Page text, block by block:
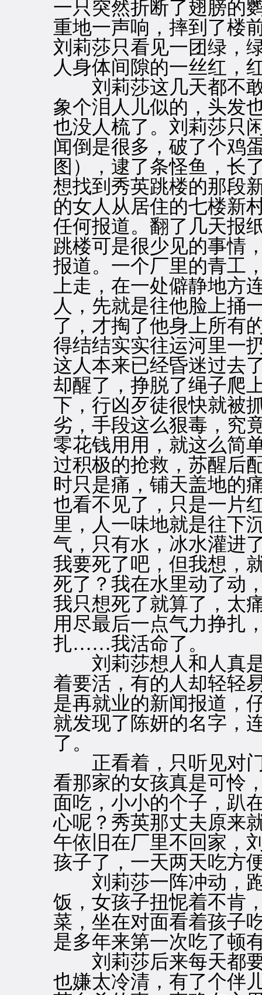
一只突然折断了翅膀的
重地一声响，摔到了楼
刘莉莎只看见一团绿，
人身体间隙的一丝红，
刘莉莎这几天都不敢
象个泪人儿似的，头发
也没人梳了。刘莉莎只
闻倒是很多，破了个鸡
图），逮了条怪鱼，
想找到秀英跳楼的那段
的女人从居住的七楼新
任何报道。翻了几天报
跳楼可是很少见的事情
报道。一个厂里的青工
上走，在一处僻静地方
人，先就是往他脸上捅
了，才掏了他身上所有
得结结实实往运河里一
这人本来已经昏迷过去
却醒了，挣脱了绳子爬
下，行凶歹徒很快就被
劣，手段这么狠毒，究
零花钱用用，就这么简
过积极的抢救，苏醒
时只是痛，铺天盖地的
也看不见了，只是一片
里，人一味地就是往下
气，只有水，冰水灌进
我要死了吧，但我想，
死了？我在水里动了动
我只想死了就算了，太
用尽最后一点气力挣扎
扎……我活命了。
刘莉莎想人和人真是
着要活，有的人却轻轻
是再就业的新闻报道，
就发现了陈妍的名字，
了。
正看着，只听见对门
看那家的女孩真是可怜
面吃，小小的个子，趴
心呢？秀英那丈夫原来
午依旧在厂里不回家，
孩子了，一天两天吃方
刘莉莎一阵冲动，跑
饭，女孩子扭怩着不肯
菜，坐在对面看着孩子
是多年来第一次吃了顿
刘莉莎后来每天都要
也嫌太冷清，有了个伴